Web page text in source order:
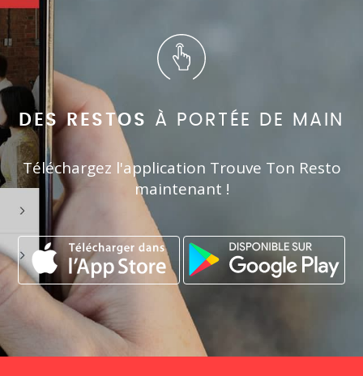
DES RESTOS À PORTÉE DE MAIN
Téléchargez l'application Trouve Ton Resto
maintenant !